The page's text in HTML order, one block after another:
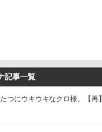
記事一覧
つにウキウキなクロ様。【再】